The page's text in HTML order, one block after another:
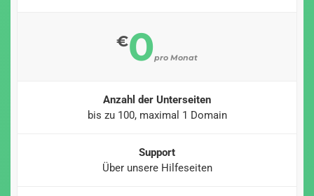
€0pro Monat
Anzahl der Unterseiten
bis zu 100, maximal 1 Domain
Support
Über unsere Hilfeseiten